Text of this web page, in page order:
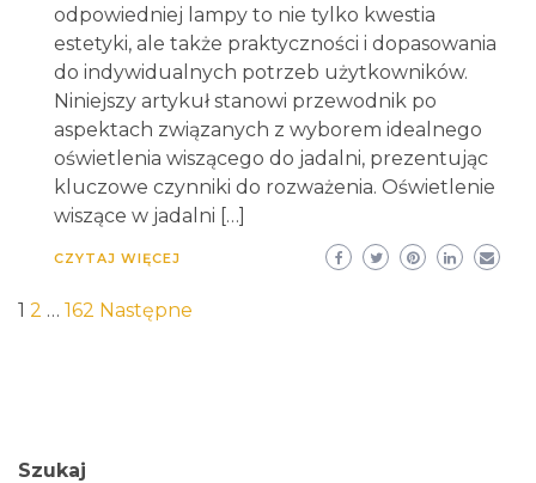
odpowiedniej lampy to nie tylko kwestia
estetyki, ale także praktyczności i dopasowania
do indywidualnych potrzeb użytkowników.
Niniejszy artykuł stanowi przewodnik po
aspektach związanych z wyborem idealnego
oświetlenia wiszącego do jadalni, prezentując
kluczowe czynniki do rozważenia. Oświetlenie
wiszące w jadalni […]
CZYTAJ WIĘCEJ
Stronicowanie
1 2 … 162 Następne
Szukaj